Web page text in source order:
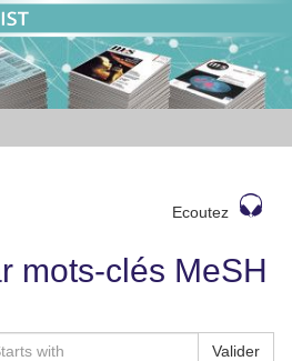
Ecoutez
mots-clés MeSH
Valider